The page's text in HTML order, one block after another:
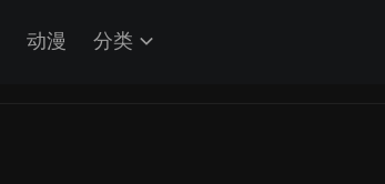
动漫 分类